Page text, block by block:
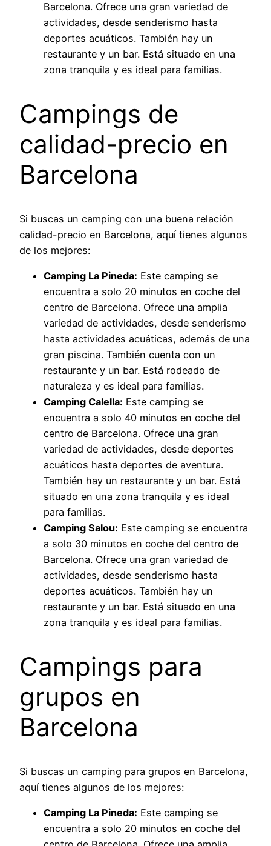
Barcelona. Ofrece una gran variedad de
actividades, desde senderismo hasta
deportes acuáticos. También hay un
restaurante y un bar. Está situado en una
zona tranquila y es ideal para familias.
Campings de
calidad-precio en
Barcelona
Si buscas un camping con una buena relación
calidad-precio en Barcelona, aquí tienes algunos
de los mejores:
Camping La Pineda: Este camping se
encuentra a solo 20 minutos en coche del
centro de Barcelona. Ofrece una amplia
variedad de actividades, desde senderismo
hasta actividades acuáticas, además de una
gran piscina. También cuenta con un
restaurante y un bar. Está rodeado de
naturaleza y es ideal para familias.
Camping Calella: Este camping se
encuentra a solo 40 minutos en coche del
centro de Barcelona. Ofrece una gran
variedad de actividades, desde deportes
acuáticos hasta deportes de aventura.
También hay un restaurante y un bar. Está
situado en una zona tranquila y es ideal
para familias.
Camping Salou: Este camping se encuentra
a solo 30 minutos en coche del centro de
Barcelona. Ofrece una gran variedad de
actividades, desde senderismo hasta
deportes acuáticos. También hay un
restaurante y un bar. Está situado en una
zona tranquila y es ideal para familias.
Campings para
grupos en
Barcelona
Si buscas un camping para grupos en Barcelona,
aquí tienes algunos de los mejores:
Camping La Pineda: Este camping se
encuentra a solo 20 minutos en coche del